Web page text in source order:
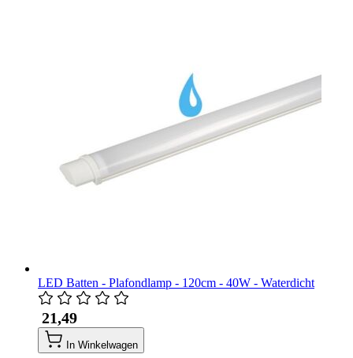
LED Batten - Plafondlamp - 120cm - 40W - Waterdicht
​ 21,49
In Winkelwagen